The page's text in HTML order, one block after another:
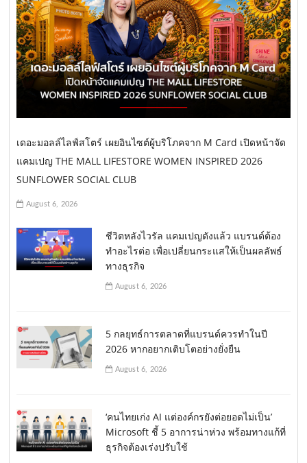
เดอะมอลล์ไลฟ์สโตร์ เผยอินไซต์ผู้บริโภคจาก M Card เปิดหน้าจัด
แคมเปญ THE MALL LIFESTORE WOMEN INSPIRED 2026
SUNFLOWER SOCIAL CLUB
August 6, 2026
ชีวิตหลังไวรัล แคมเปญดังแล้ว แบรนด์ต้อง
ทำอะไรต่อ เพื่อเปลี่ยนกระแสให้เป็นผลลัพธ์
ทางธุรกิจ
August 6, 2026
5 กลยุทธ์การตลาดที่แบรนด์ควรทำในปี
2026 หากอยากเติบโตอย่างยั่งยืน
August 6, 2026
‘คนไทยเก่ง AI แต่องค์กรยังต่อยอดไม่เป็น’
Microsoft ชี้ 5 อาการน่าห่วง พร้อมทางแก้ที่
ธุรกิจต้องเร่งปรับใช้